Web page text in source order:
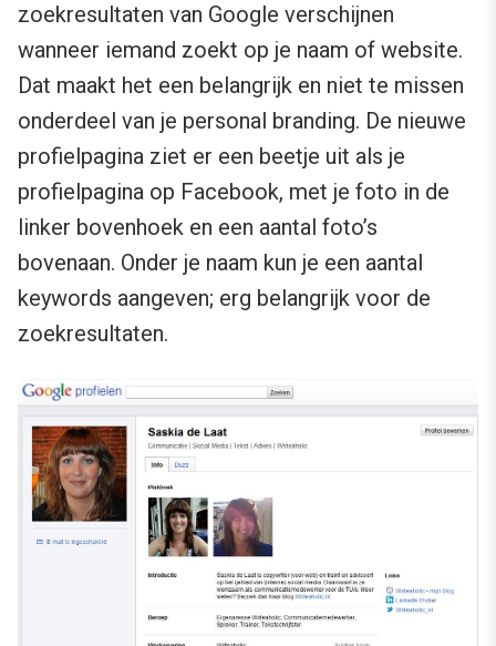
zoekresultaten van Google verschijnen
wanneer iemand zoekt op je naam of website.
Dat maakt het een belangrijk en niet te missen
onderdeel van je personal branding. De nieuwe
profielpagina ziet er een beetje uit als je
profielpagina op Facebook, met je foto in de
linker bovenhoek en een aantal foto’s
bovenaan. Onder je naam kun je een aantal
keywords aangeven; erg belangrijk voor de
zoekresultaten.